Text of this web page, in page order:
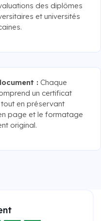
des diplômes
et universités
: Chaque
un certificat
en préservant
page et le formatage
original.